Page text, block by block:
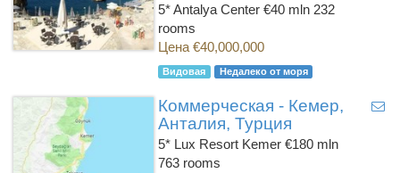
5* Antalya Center €40 mln 232
rooms
Цена €40,000,000
Видовая Недалеко от моря
Коммерческая - Кемер,
Анталия, Турция
5* Lux Resort Kemer €180 mln
763 rooms